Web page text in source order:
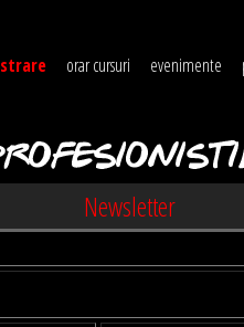
orar cursuri evenimente
Newsletter